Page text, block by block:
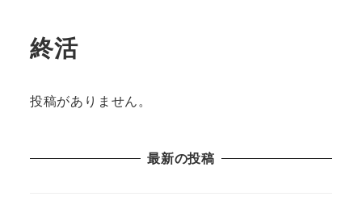
終活
投稿がありません。
最新の投稿